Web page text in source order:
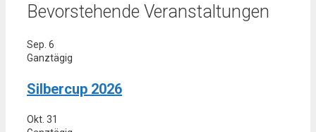
Bevorstehende Veranstaltungen
Sep. 6
Ganztägig
Silbercup 2026
Okt. 31